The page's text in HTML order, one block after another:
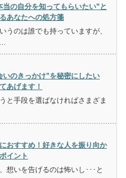
当の自分を知ってもらいたい”と
あなたへの処方箋
うのは誰でも持っていますが、
…
いのきっかけ”を秘密にしたい
あげます！
と手段を選ばなければさまざま
おすすめ！好きな人を振り向か
イント
想いを告げるのは怖いし･･･と